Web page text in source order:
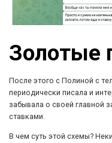
Золотые
После этого с Полиной с
периодически писала и
забывала о своей главной
ставками.
В чем суть этой схемы?